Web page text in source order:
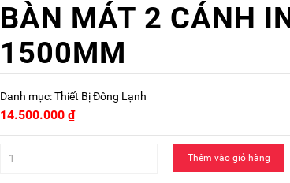
BÀN MÁT 2 CÁNH
1500MM
Danh mục:Thiết Bị Đông Lạnh
14.500.000 ₫
Thêm vào giỏ hàng